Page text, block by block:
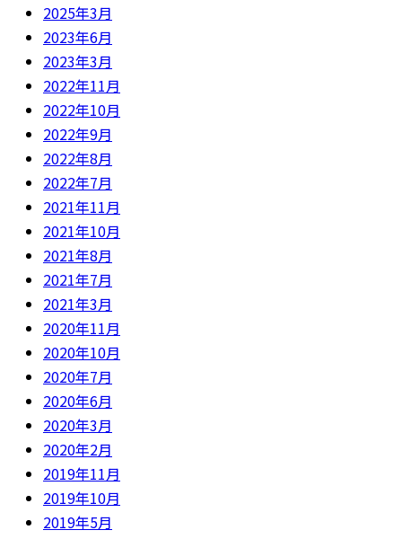
2025年3月
2023年6月
2023年3月
2022年11月
2022年10月
2022年9月
2022年8月
2022年7月
2021年11月
2021年10月
2021年8月
2021年7月
2021年3月
2020年11月
2020年10月
2020年7月
2020年6月
2020年3月
2020年2月
2019年11月
2019年10月
2019年5月